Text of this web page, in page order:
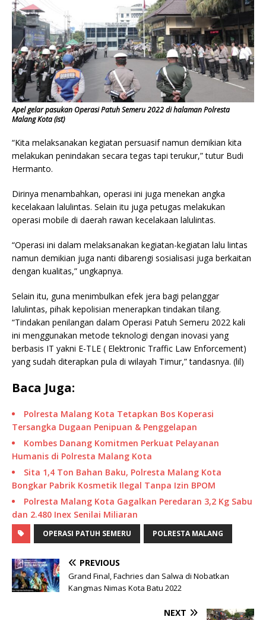
Apel gelar pasukan Operasi Patuh Semeru 2022 di halaman Polresta
Malang Kota (ist)
“Kita melaksanakan kegiatan persuasif namun demikian kita
melakukan penindakan secara tegas tapi terukur,” tutur Budi
Hermanto.
Dirinya menambahkan, operasi ini juga menekan angka
kecelakaan lalulintas. Selain itu juga petugas melakukan
operasi mobile di daerah rawan kecelakaan lalulintas.
“Operasi ini dalam melaksanakan kegiatan-kegiatan lalu lintas
namun demikian juga nanti dibarengi sosialisasi juga berkaitan
dengan kualitas,” ungkapnya.
Selain itu, guna menimbulkan efek jera bagi pelanggar
lalulintas, pihak kepolisian menerapkan tindakan tilang.
“Tindakan penilangan dalam Operasi Patuh Semeru 2022 kali
ini menggunakan metode teknologi dengan inovasi yang
berbasis IT yakni E-TLE ( Elektronic Traffic Law Enforcement)
yang sudah diterapkan pula di wilayah Timur,” tandasnya. (lil)
Baca Juga:
Polresta Malang Kota Tetapkan Bos Koperasi
Tersangka Dugaan Penipuan & Penggelapan
Kombes Danang Komitmen Perkuat Pelayanan
Humanis di Polresta Malang Kota
Sita 1,4 Ton Bahan Baku, Polresta Malang Kota
Bongkar Pabrik Kosmetik Ilegal Tanpa Izin BPOM
Polresta Malang Kota Gagalkan Peredaran 3,2 Kg Sabu
dan 2.480 Inex Senilai Miliaran
OPERASI PATUH SEMERU POLRESTA MALANG
PREVIOUS
Grand Final, Fachries dan Salwa di Nobatkan
Kangmas Nimas Kota Batu 2022
NEXT